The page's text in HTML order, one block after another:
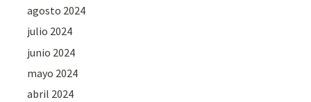
agosto 2024
julio 2024
junio 2024
mayo 2024
abril 2024